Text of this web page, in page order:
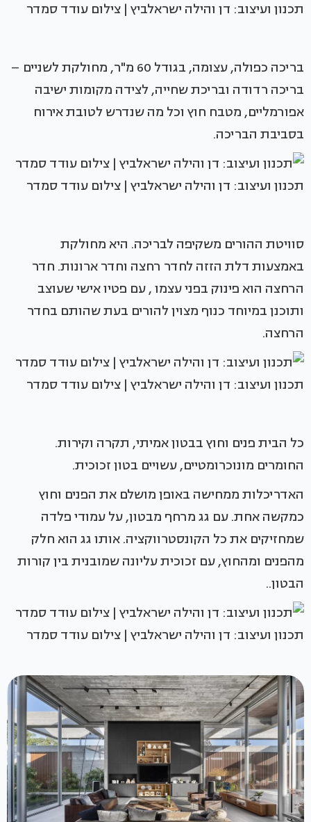
תכנון ועיצוב: דן והילה ישראלביץ | צילום עודד סמדר
בריכה כפולה, עצומה, בגודל 60 מ"ר, מחולקת לשניים –
בריכה רדודה ובריכת שחייה, לצידה מקומות ישיבה
אפורמליים, מטבח חוץ וכל מה שנדרש לטובת אירוח
בסביבת הבריכה.
תכנון ועיצוב: דן והילה ישראלביץ | צילום עודד סמדר
סוויטת ההורים משקיפה לבריכה. היא מחולקת
באמצעות דלת הזזה לחדר רחצה וחדר ארונות. חדר
הרחצה הוא פינוק בפני עצמו , עם פטיו אישי שעוצב
ותוכנן במיוחד כנוף מצוין להורים בעת שהותם בחדר
הרחצה.
תכנון ועיצוב: דן והילה ישראלביץ | צילום עודד סמדר
כל הבית פנים וחוץ בבטון אמיתי, תקרה וקירות.
החומרים מונוכרומטיים, עשויים בטון זכוכית.
האדריכלות ממחישה באופן מושלם את הפנים וחוץ
כמקשה אחת. עם גג מרחף מבטון, על עמודי פלדה
שמחזיקים את כל הקונסטרווקציה. אותו גג הוא חלק
מהפנים ומהחוץ, עם זכוכית עליונה שמובנית בין קורות
הבטון..
תכנון ועיצוב: דן והילה ישראלביץ | צילום עודד סמדר